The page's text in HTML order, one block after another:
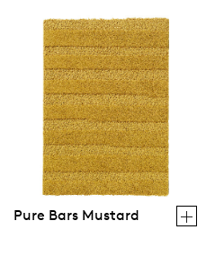
Pure Bars Mustard